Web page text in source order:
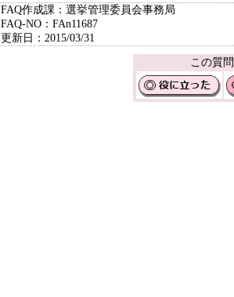
FAQ作成課：選挙管理委員会事務局
FAQ-NO：FAn11687
更新日：2015/03/31
この質